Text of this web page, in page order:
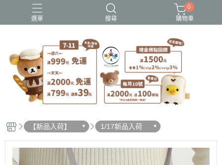
選單 搜尋
史努比歐拉夫 吉伊卡哇 憂傷馬戲團
拉拉熊
迪士尼-玩具總動員
0
購物車
【新品入荷】 1/17新品入荷